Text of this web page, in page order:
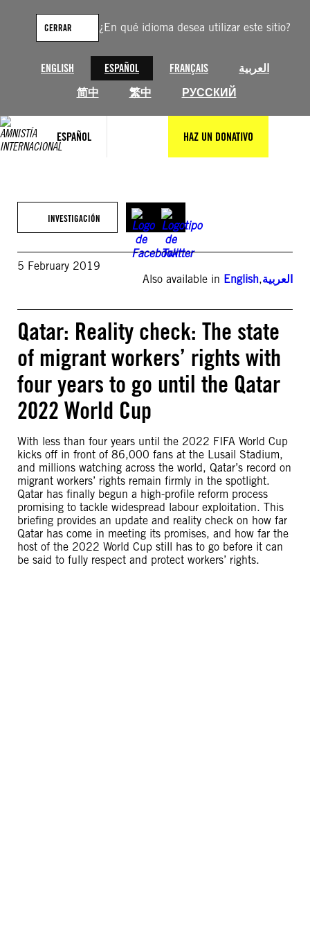
¿En qué idioma desea utilizar este sitio?
ENGLISH ESPAÑOL FRANÇAIS
العربية
简中
繁中 РУССКИЙ
CERRAR
ESPAÑOL HAZ UN DONATIVO
contenido
INVESTIGACIÓN
5 February 2019
Also available in English,العربية
Qatar: Reality check: The state
of migrant workers’ rights with
four years to go until the Qatar
2022 World Cup
With less than four years until the 2022 FIFA World Cup
kicks off in front of 86,000 fans at the Lusail Stadium,
and millions watching across the world, Qatar’s record on
migrant workers’ rights remain firmly in the spotlight.
Qatar has finally begun a high-profile reform process
promising to tackle widespread labour exploitation. This
briefing provides an update and reality check on how far
Qatar has come in meeting its promises, and how far the
host of the 2022 World Cup still has to go before it can
be said to fully respect and protect workers’ rights.